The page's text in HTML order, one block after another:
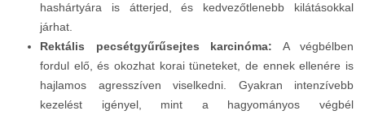
hashártyára is átterjed, és kedvezőtlenebb kilátásokkal
járhat.
Rektális pecsétgyűrűsejtes karcinóma: A végbélben
fordul elő, és okozhat korai tüneteket, de ennek ellenére is
hajlamos agresszíven viselkedni. Gyakran intenzívebb
kezelést igényel, mint a hagyományos végbél